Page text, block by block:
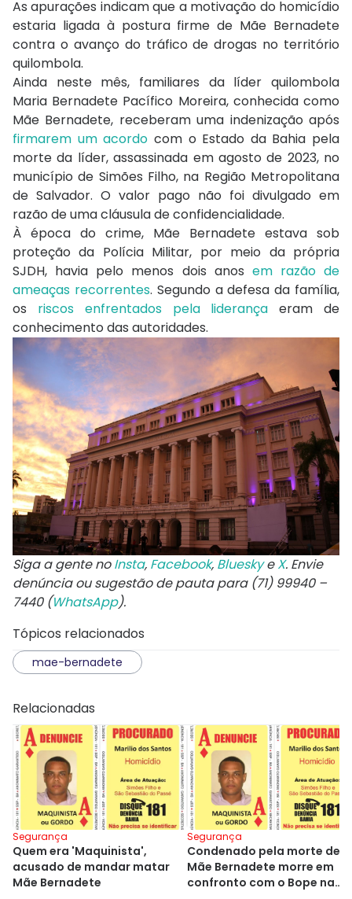
As apurações indicam que a motivação do homicídio
estaria ligada à postura firme de Mãe Bernadete
contra o avanço do tráfico de drogas no território
quilombola.
Ainda neste mês, familiares da líder quilombola
Maria Bernadete Pacífico Moreira, conhecida como
Mãe Bernadete, receberam uma indenização após
firmarem um acordo com o Estado da Bahia pela
morte da líder, assassinada em agosto de 2023, no
município de Simões Filho, na Região Metropolitana
de Salvador. O valor pago não foi divulgado em
razão de uma cláusula de confidencialidade.
À época do crime, Mãe Bernadete estava sob
proteção da Polícia Militar, por meio da própria
SJDH, havia pelo menos dois anos em razão de
ameaças recorrentes. Segundo a defesa da família,
os riscos enfrentados pela liderança eram de
conhecimento das autoridades.
Siga a gente noInsta, Facebook, BlueskyeX. Envie
denúncia ou sugestão de pauta para (71) 99940 –
7440 (WhatsApp).
Tópicos relacionados
mae-bernadete
Relacionadas
Segurança
Quem era 'Maquinista',
acusado de mandar matar
Mãe Bernadete
Segurança
Condenado pela morte de
Mãe Bernadete morre em
confronto com o Bope na